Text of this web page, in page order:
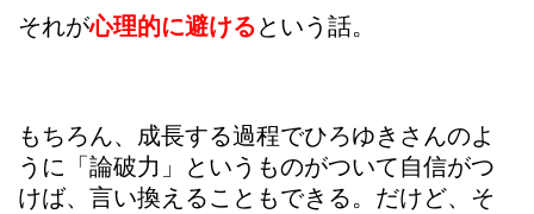
それが心理的に避けるという話。
もちろん、成長する過程でひろゆきさんのよ
うに「論破力」というものがついて自信がつ
けば、言い換えることもできる。だけど、そ